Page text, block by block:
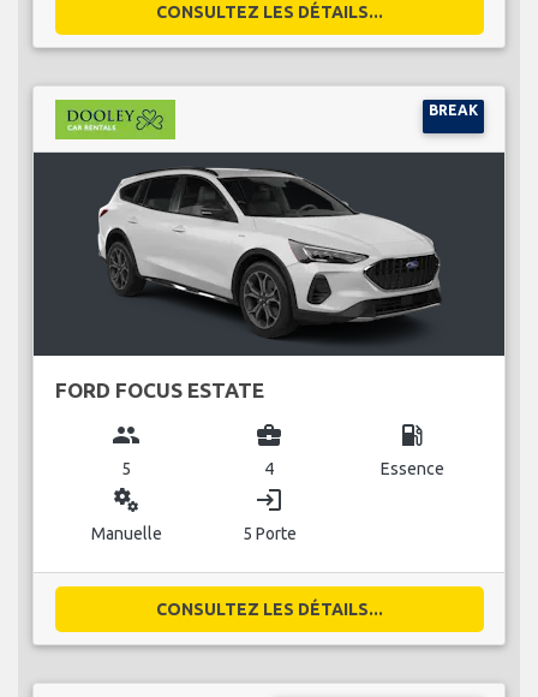
CONSULTEZ LES DÉTAILS...
BREAK
FORD FOCUS ESTATE
group
5
business_center
4
local_gas_station
Essence
miscellaneous_services
Manuelle
login
5 Porte
CONSULTEZ LES DÉTAILS...